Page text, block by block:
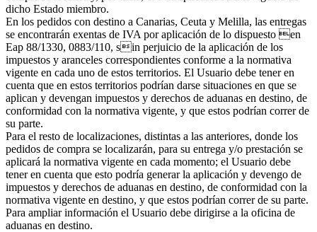
dicho Estado miembro.
En los pedidos con destino a Canarias, Ceuta y Melilla, las entregas
se encontrarán exentas de IVA por aplicación de lo dispuesto en
Eap 88/1330, 0883/110, sin perjuicio de la aplicación de los
impuestos y aranceles correspondientes conforme a la normativa
vigente en cada uno de estos territorios. El Usuario debe tener en
cuenta que en estos territorios podrían darse situaciones en que se
aplican y devengan impuestos y derechos de aduanas en destino, de
conformidad con la normativa vigente, y que estos podrían correr de
su parte.
Para el resto de localizaciones, distintas a las anteriores, donde los
pedidos de compra se localizarán, para su entrega y/o prestación se
aplicará la normativa vigente en cada momento; el Usuario debe
tener en cuenta que esto podría generar la aplicación y devengo de
impuestos y derechos de aduanas en destino, de conformidad con la
normativa vigente en destino, y que estos podrían correr de su parte.
Para ampliar información el Usuario debe dirigirse a la oficina de
aduanas en destino.